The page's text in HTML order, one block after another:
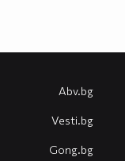
Abv.bg
Vesti.bg
Gong.bg